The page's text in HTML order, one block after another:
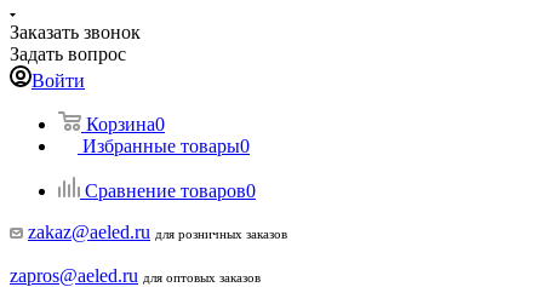
Заказать звонок
Задать вопрос
Войти
Корзина0
Избранные товары0
Сравнение товаров0
zakaz@aeled.ru для розничных заказов
zapros@aeled.ru для оптовых заказов